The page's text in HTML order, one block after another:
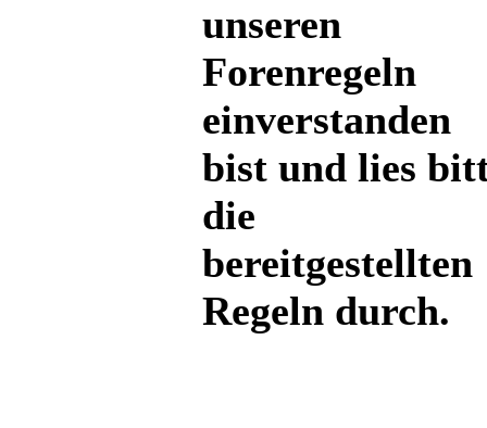
unseren
Forenregeln
einverstanden
bist und lies
die
bereitgestellten
Regeln durch.